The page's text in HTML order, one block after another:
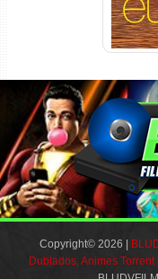
Copyright© 2026 |
Dublados, Animes Torrent|